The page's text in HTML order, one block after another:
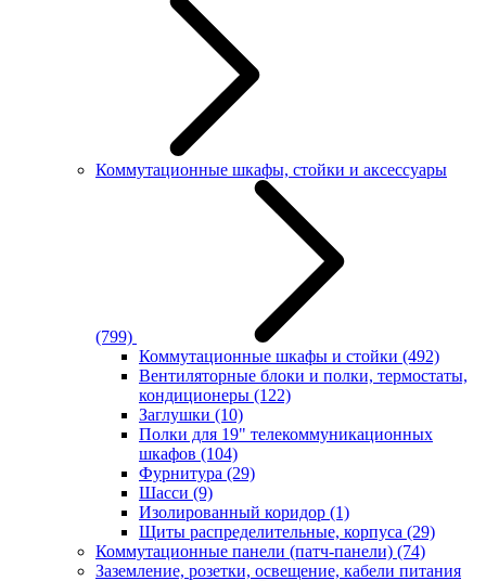
Коммутационные шкафы, стойки и аксессуары
(799)
Коммутационные шкафы и стойки (492)
Вентиляторные блоки и полки, термостаты,
кондиционеры (122)
Заглушки (10)
Полки для 19" телекоммуникационных
шкафов (104)
Фурнитура (29)
Шасси (9)
Изолированный коридор (1)
Щиты распределительные, корпуса (29)
Коммутационные панели (патч-панели) (74)
Заземление, розетки, освещение, кабели питания